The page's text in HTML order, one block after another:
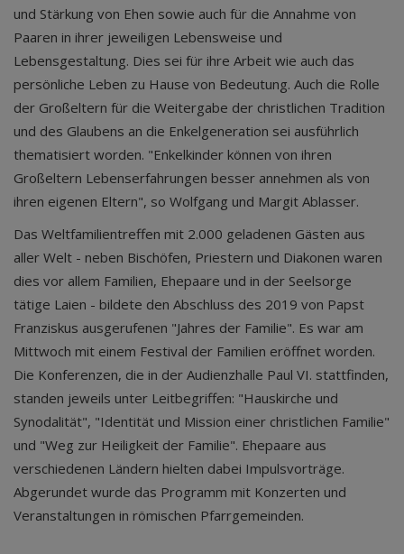
und Stärkung von Ehen sowie auch für die Annahme von
Paaren in ihrer jeweiligen Lebensweise und
Lebensgestaltung. Dies sei für ihre Arbeit wie auch das
persönliche Leben zu Hause von Bedeutung. Auch die Rolle
der Großeltern für die Weitergabe der christlichen Tradition
und des Glaubens an die Enkelgeneration sei ausführlich
thematisiert worden. "Enkelkinder können von ihren
Großeltern Lebenserfahrungen besser annehmen als von
ihren eigenen Eltern", so Wolfgang und Margit Ablasser.
Das Weltfamilientreffen mit 2.000 geladenen Gästen aus
aller Welt - neben Bischöfen, Priestern und Diakonen waren
dies vor allem Familien, Ehepaare und in der Seelsorge
tätige Laien - bildete den Abschluss des 2019 von Papst
Franziskus ausgerufenen "Jahres der Familie". Es war am
Mittwoch mit einem Festival der Familien eröffnet worden.
Die Konferenzen, die in der Audienzhalle Paul VI. stattfinden,
standen jeweils unter Leitbegriffen: "Hauskirche und
Synodalität", "Identität und Mission einer christlichen Familie"
und "Weg zur Heiligkeit der Familie". Ehepaare aus
verschiedenen Ländern hielten dabei Impulsvorträge.
Abgerundet wurde das Programm mit Konzerten und
Veranstaltungen in römischen Pfarrgemeinden.